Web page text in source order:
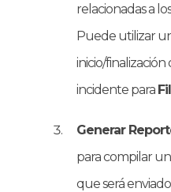
relacionadas a
Puede utilizar
inicio/
incidente para
Generar
para compilar un
que será